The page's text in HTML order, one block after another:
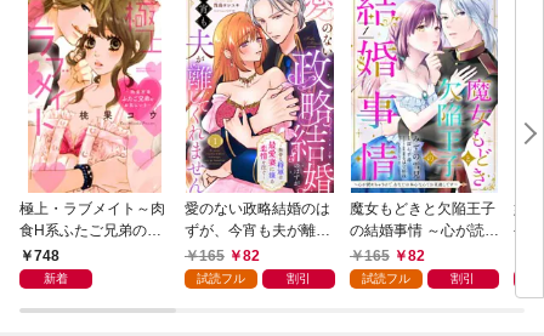
極上・ラブメイト～肉
食H系ふたご兄弟のお
気にいり～
748
新着
愛のない政略結婚のは
ずが、今宵も夫が離し
てくれません～無骨な
将軍は最愛妻に滾る恋
165 82
試読フル 割引
魔女もどきと欠陥王子
の結婚事情 ～心が読め
ちゃうので、あなたの
本心なんてお見通しで
165 82
試読フル 割引
婚
や
た